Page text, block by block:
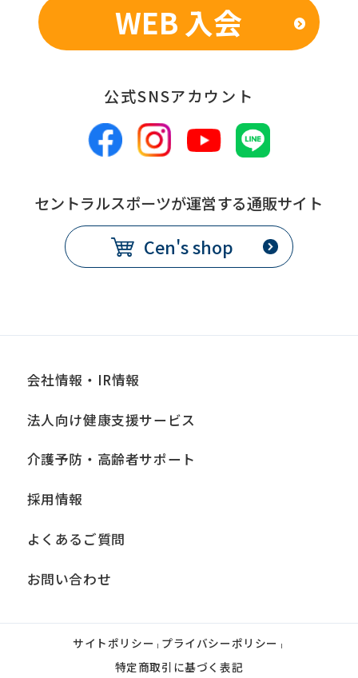
WEB 入会
公式SNSアカウント
セントラルスポーツが運営する通販サイト
Cen's shop
会社情報・IR情報
法人向け健康支援サービス
介護予防・高齢者サポート
採用情報
よくあるご質問
お問い合わせ
サイトポリシー | プライバシーポリシー |
特定商取引に基づく表記